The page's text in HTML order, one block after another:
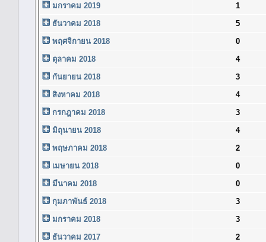
มกราคม 2019
1
ธันวาคม 2018
5
พฤศจิกายน 2018
0
ตุลาคม 2018
4
กันยายน 2018
3
สิงหาคม 2018
4
กรกฎาคม 2018
3
มิถุนายน 2018
4
พฤษภาคม 2018
2
เมษายน 2018
0
มีนาคม 2018
0
กุมภาพันธ์ 2018
3
มกราคม 2018
3
ธันวาคม 2017
2